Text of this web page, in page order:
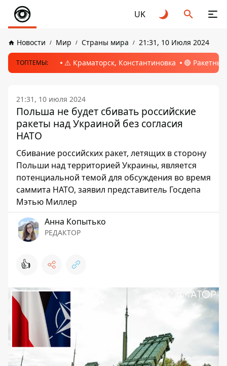
UK
Новости Мир Страны мира 21:31, 10 Июля 2024
ТОПТЕМЫ: ⚠️ Краматорск, Константиновка 🔴
21:31, 10 июля 2024
Польша не будет сбивать российские
ракеты над Украиной без согласия
НАТО
Сбивание российских ракет, летящих в сторону
Польши над территорией Украины, является
потенциальной темой для обсуждения во время
саммита НАТО, заявил представитель Госдепа
Мэтью Миллер
Анна Копытько
РЕДАКТОР
👍